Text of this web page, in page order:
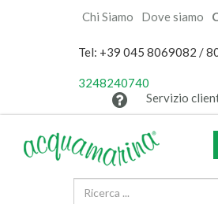
Chi Siamo Dove siamo
Tel: +39 045 8069082 /
3248240740
Servizio